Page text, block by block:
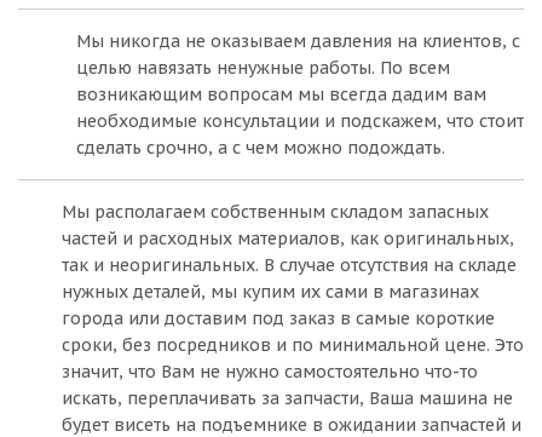
Мы никогда не оказываем давления на клиентов, с
целью навязать ненужные работы. По всем
возникающим вопросам мы всегда дадим вам
необходимые консультации и подскажем, что стоит
сделать срочно, а с чем можно подождать.
Мы располагаем собственным складом запасных
частей и расходных материалов, как оригинальных,
так и неоригинальных. В случае отсутствия на складе
нужных деталей, мы купим их сами в магазинах
города или доставим под заказ в самые короткие
сроки, без посредников и по минимальной цене. Это
значит, что Вам не нужно самостоятельно что-то
искать, переплачивать за запчасти, Ваша машина не
будет висеть на подъемнике в ожидании запчастей и